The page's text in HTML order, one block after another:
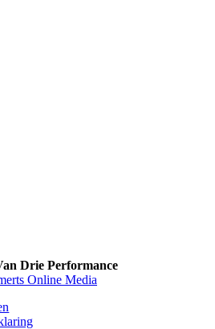
Drie Performance
Online Media